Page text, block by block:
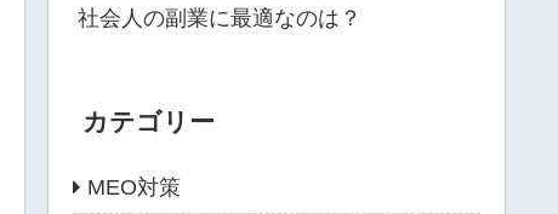
社会人の副業に最適なのは？
カテゴリー
MEO対策